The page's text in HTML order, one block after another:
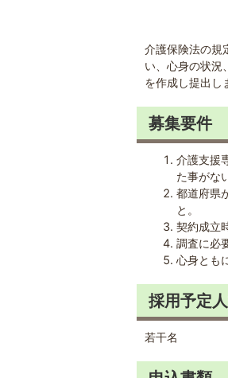
介護保険法の規
い、心身の状況
を作成し提出し
募集要件
介護支援
た事がな
都道府県
と。
契約成立
調査に必
心身とも
採用予定
若干名